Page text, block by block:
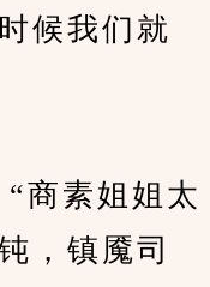
候我们就
素姐姐太
，镇魇司